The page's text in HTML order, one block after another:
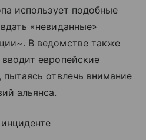
использует подобные
«невиданные»
В ведомстве также
европейские
отвлечь внимание
альянса.